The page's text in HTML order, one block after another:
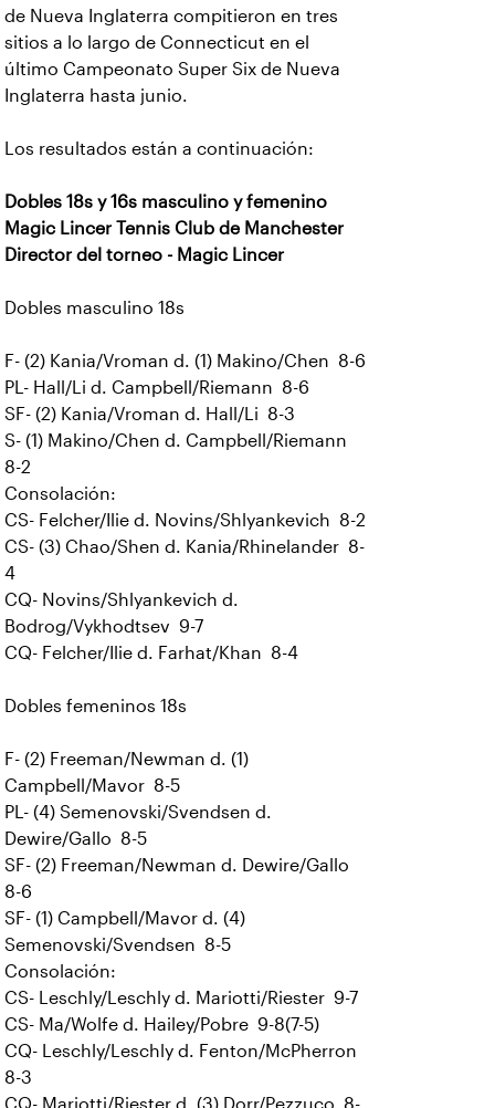
de Nueva Inglaterra compitieron en tres
sitios a lo largo de Connecticut en el
último Campeonato Super Six de Nueva
Inglaterra hasta junio.
Los resultados están a continuación:
Dobles 18s y 16s masculino y femenino
Magic Lincer Tennis Club de Manchester
Director del torneo - Magic Lincer
Dobles masculino 18s
F- (2) Kania/Vroman d. (1) Makino/Chen 8-6
PL- Hall/Li d. Campbell/Riemann 8-6
SF- (2) Kania/Vroman d. Hall/Li 8-3
S- (1) Makino/Chen d. Campbell/Riemann
8-2
Consolación:
CS- Felcher/Ilie d. Novins/Shlyankevich 8-2
CS- (3) Chao/Shen d. Kania/Rhinelander 8-
4
CQ- Novins/Shlyankevich d.
Bodrog/Vykhodtsev 9-7
CQ- Felcher/Ilie d. Farhat/Khan 8-4
Dobles femeninos 18s
F- (2) Freeman/Newman d. (1)
Campbell/Mavor 8-5
PL- (4) Semenovski/Svendsen d.
Dewire/Gallo 8-5
SF- (2) Freeman/Newman d. Dewire/Gallo
8-6
SF- (1) Campbell/Mavor d. (4)
Semenovski/Svendsen 8-5
Consolación:
CS- Leschly/Leschly d. Mariotti/Riester 9-7
CS- Ma/Wolfe d. Hailey/Pobre 9-8(7-5)
CQ- Leschly/Leschly d. Fenton/McPherron
8-3
CQ- Mariotti/Riester d. (3) Dorr/Pezzuco 8-